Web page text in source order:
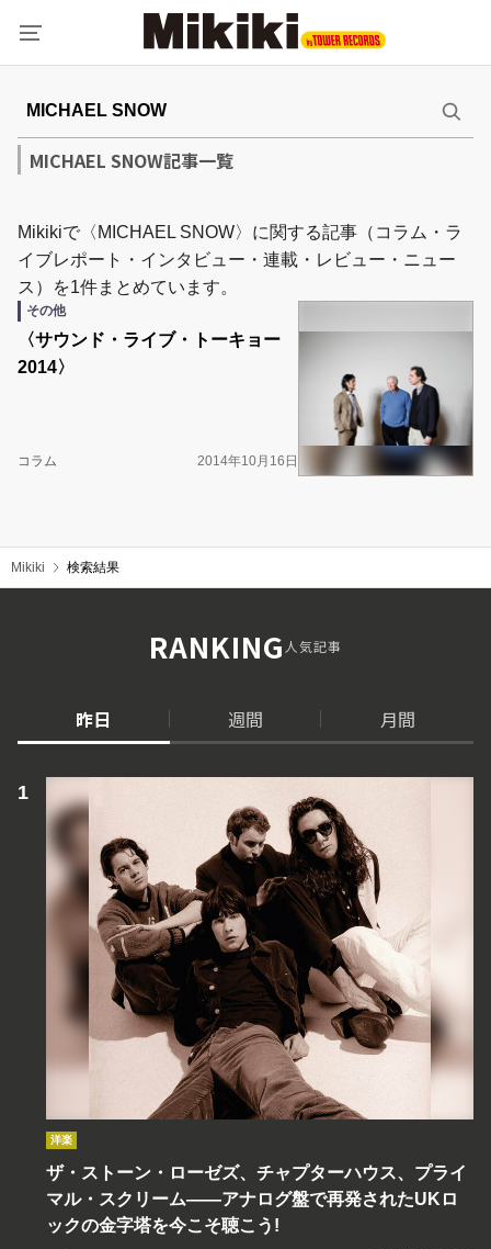
MICHAEL SNOW記事一覧
Mikikiで〈MICHAEL SNOW〉に関する記事（コラム・ラ
イブレポート・インタビュー・連載・レビュー・ニュー
ス）を1件まとめています。
その他
〈サウンド・ライブ・トーキョー
2014〉
コラム 2014年10月16日
Mikiki 検索結果
RANKING人気記事
昨日 週間 月間
洋楽
ザ・ストーン・ローゼズ、チャプターハウス、プライ
マル・スクリーム――アナログ盤で再発されたUKロ
ックの金字塔を今こそ聴こう!